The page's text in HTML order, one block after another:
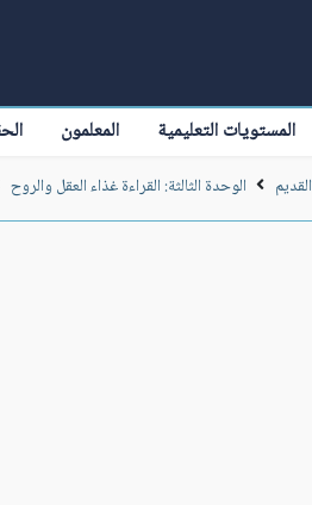
المستويات التعليمية المعلمون
الوحدة الثالثة: القراءة غذاء العقل والروح